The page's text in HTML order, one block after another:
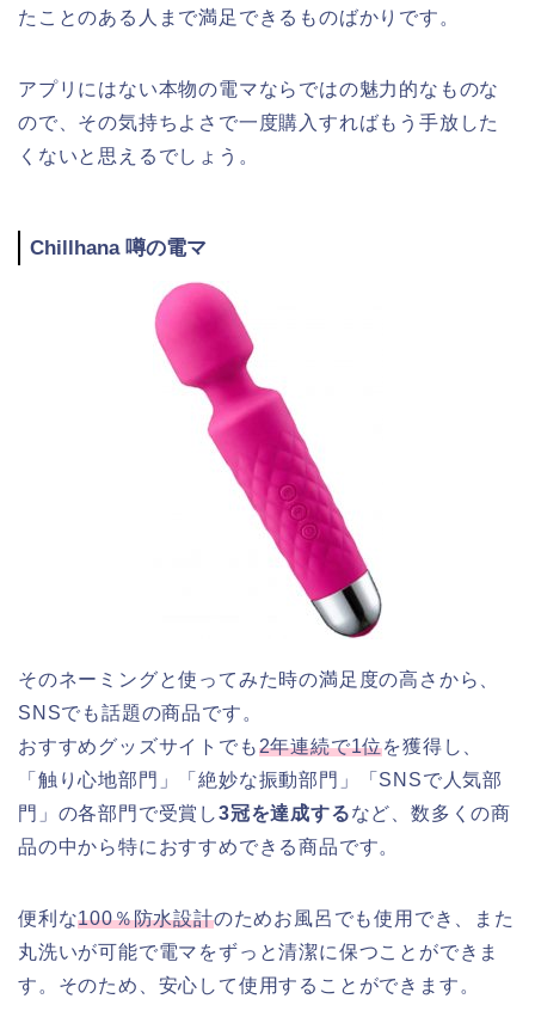
たことのある人まで満足できるものばかりです。
アプリにはない本物の電マならではの魅力的なものな
ので、その気持ちよさで一度購入すればもう手放した
くないと思えるでしょう。
Chillhana 噂の電マ
そのネーミングと使ってみた時の満足度の高さから、
SNSでも話題の商品です。
おすすめグッズサイトでも2年連続で1位を獲得し、
「触り心地部門」「絶妙な振動部門」「SNSで人気部
門」の各部門で受賞し3冠を達成するなど、数多くの商
品の中から特におすすめできる商品です。
便利な100％防水設計のためお風呂でも使用でき、また
丸洗いが可能で電マをずっと清潔に保つことができま
す。そのため、安心して使用することができます。